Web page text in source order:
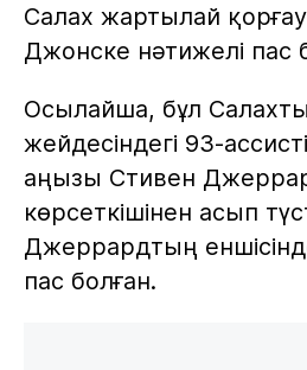
Салах жартылай
Джонске нәтижелі пас
Осылайша, бұл
жейдесіндегі 93-
аңызы Стивен
көрсеткішінен асып
Джеррардтың
пас болған.